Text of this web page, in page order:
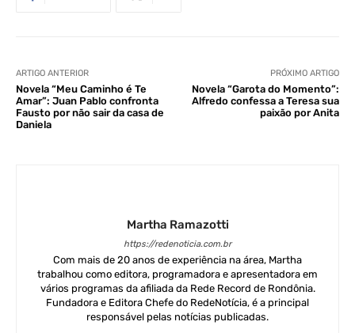
ARTIGO ANTERIOR
Novela “Meu Caminho é Te
Amar”: Juan Pablo confronta
Fausto por não sair da casa de
Daniela
PRÓXIMO ARTIGO
Novela “Garota do Momento”:
Alfredo confessa a Teresa sua
paixão por Anita
Martha Ramazotti
https://redenoticia.com.br
Com mais de 20 anos de experiência na área, Martha
trabalhou como editora, programadora e apresentadora em
vários programas da afiliada da Rede Record de Rondônia.
Fundadora e Editora Chefe do RedeNotícia, é a principal
responsável pelas notícias publicadas.